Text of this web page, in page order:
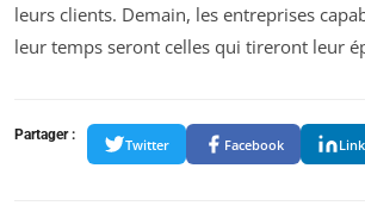
leurs clients. Demain, les entreprises
leur temps seront celles qui tireront leur
Partager :
Twitter Facebook